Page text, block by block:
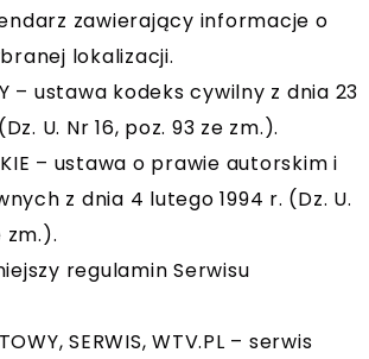
zawierający informacje o
lokalizacji.
– ustawa kodeks cywilny z dnia 23
U. Nr 16, poz. 93 ze zm.).
– ustawa o prawie autorskim i
z dnia 4 lutego 1994 r. (Dz. U.
zm.).
regulamin Serwisu
SERWIS, WTV.PL – serwis